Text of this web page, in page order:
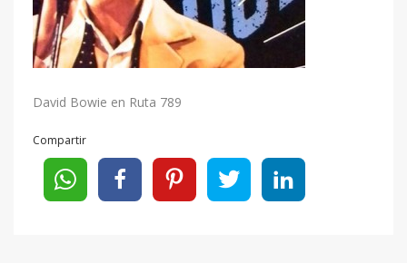
David Bowie en Ruta 789
Compartir